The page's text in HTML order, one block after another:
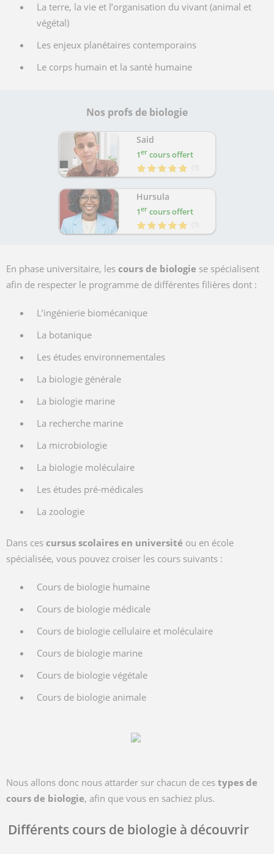
La terre, la vie et l’organisation du vivant (animal et
végétal)
Les enjeux planétaires contemporains
Le corps humain et la santé humaine
Nos profs de biologie
Said
1ercours offert
Hursula
1ercours offert
En phase universitaire, les cours de biologie se spécialisent
afin de respecter le programme de différentes filières dont :
L’ingénierie biomécanique
La botanique
Les études environnementales
La biologie générale
La biologie marine
La recherche marine
La microbiologie
La biologie moléculaire
Les études pré-médicales
La zoologie
Dans ces cursus scolaires en université ou en école
spécialisée, vous pouvez croiser les cours suivants :
Cours de biologie humaine
Cours de biologie médicale
Cours de biologie cellulaire et moléculaire
Cours de biologie marine
Cours de biologie végétale
Cours de biologie animale
Nous allons donc nous attarder sur chacun de ces types de
cours de biologie, afin que vous en sachiez plus.
Différents cours de biologie à découvrir